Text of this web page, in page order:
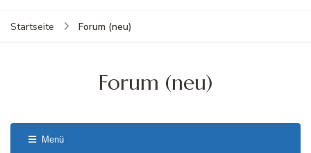
Startseite Forum (neu)
Forum (neu)
Menü